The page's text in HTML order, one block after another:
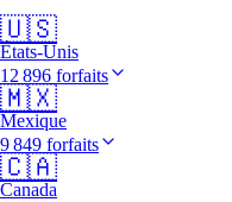
🇺🇸
États-Unis
12 896 forfaits
🇲🇽
Mexique
9 849 forfaits
🇨🇦
Canada